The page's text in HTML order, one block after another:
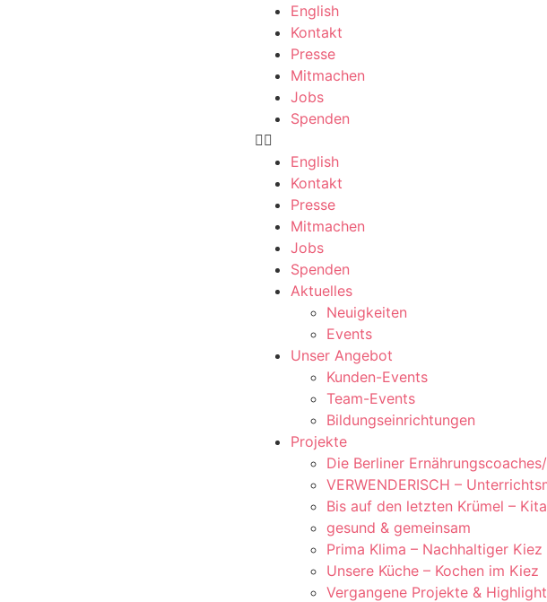
English
Kontakt
Presse
Mitmachen
Jobs
Spenden
English
Kontakt
Presse
Mitmachen
Jobs
Spenden
Aktuelles
Neuigkeiten
Events
Unser Angebot
Kunden-Events
Team-Events
Bildungseinrichtungen
Projekte
Die Berliner
VERWENDERISCH –
Bis auf den letzten Krümel –
gesund & gemeinsam
Prima Klima – Nachhaltiger Kiez
Unsere Küche – Kochen im Kiez
Vergangene Projekte &